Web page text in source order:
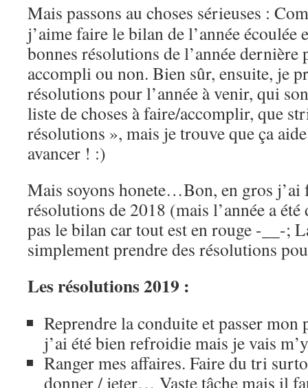
Mais passons au choses sérieuses :
j’aime faire le bilan de l’année écoulée
bonnes résolutions de l’année dernière
accompli ou non. Bien sûr, ensuite, je
résolutions pour l’année à venir, qui
liste de choses à faire/accomplir, que
résolutions », mais je trouve que ça
avancer ! :)
Mais soyons honete…Bon, en gros j’ai
résolutions de 2018 (mais l’année a
pas le bilan car tout est en rouge -__-;
simplement prendre des résolutions
Les résolutions 2019 :
Reprendre la conduite et passer
j’ai été bien refroidie mais je vais
Ranger mes affaires. Faire du tri
donner / jeter… Vaste tâche mais il